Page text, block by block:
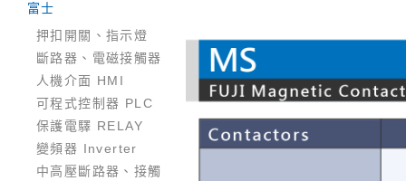
富士
押扣開關、指示燈
斷路器、電磁接觸器
人機介面 HMI
可程式控制器 PLC
保護電驛 RELAY
變頻器 Inverter
中高壓斷路器、接觸